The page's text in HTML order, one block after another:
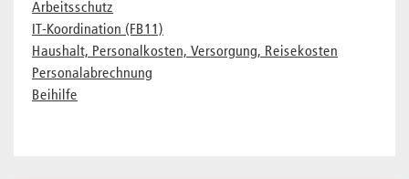
Arbeitsschutz
IT-Koordination (FB11)
Haushalt, Personalkosten, Versorgung, Reisekosten
Personalabrechnung
Beihilfe